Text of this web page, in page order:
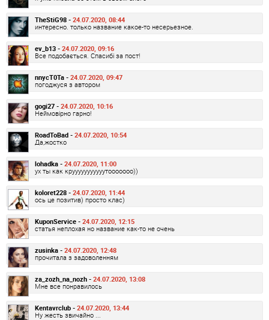
TheStiG98 - 24.07.2020, 08:44
интересно. только название какое-то несерьезное.
ev_b13 - 24.07.2020, 09:16
Все подобається. Спасибі за пост!
nnycT0Ta - 24.07.2020, 09:47
погоджуся з автором
gogi27 - 24.07.2020, 10:16
Неймовірно гарно!
RoadToBad - 24.07.2020, 10:54
Да,жостко
lohadka - 24.07.2020, 11:00
ух ты как крууууууууууутооооооо))
koloret228 - 24.07.2020, 11:44
ось це позитив) просто клас)
KuponService - 24.07.2020, 12:15
статья неплохая но название как-то не очень
zusinka - 24.07.2020, 12:48
прочитала з задоволенням
za_zozh_na_nozh - 24.07.2020, 13:08
Мне все понравилось
Kentavrclub - 24.07.2020, 13:44
Ну жесть звичайно ...